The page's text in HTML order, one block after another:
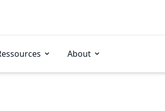
About